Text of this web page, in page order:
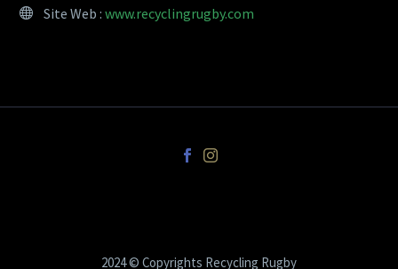
Site Web : www.recyclingrugby.com
2024 © Copyrights Recycling Rugby